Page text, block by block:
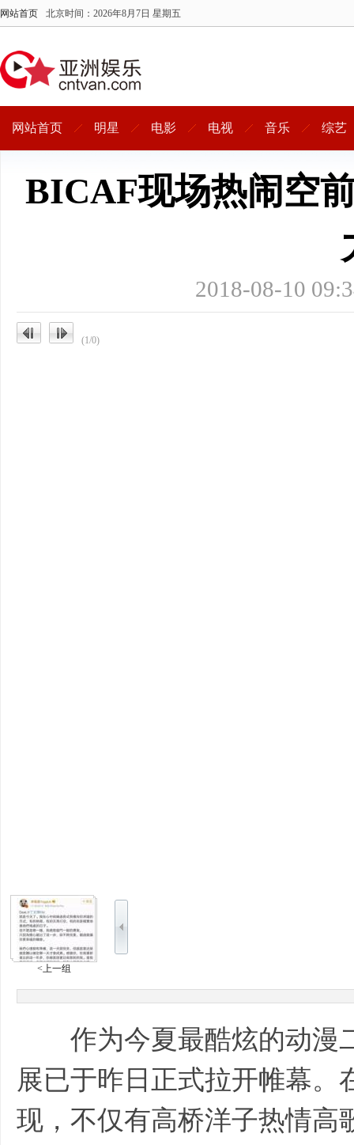
网站首页 北京时间： 2026年8月7日 星期五
网站首页 明星 电影 电视 音乐 综艺
BICAF现场热闹空
2018-08-10
(1/0)
<上一组
作为今夏最酷炫的动漫
展已于昨日正式拉开帷幕。
现，不仅有高桥洋子热情高